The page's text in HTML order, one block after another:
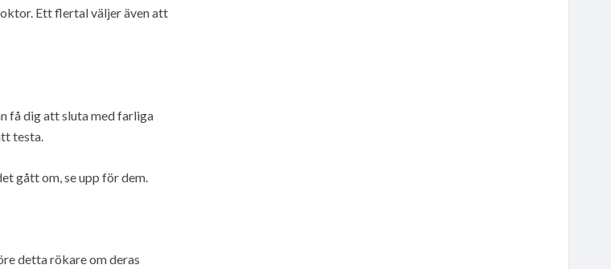
Ett flertal väljer även att
få dig att sluta med farliga
testa.
gått om, se upp för dem.
detta rökare om deras